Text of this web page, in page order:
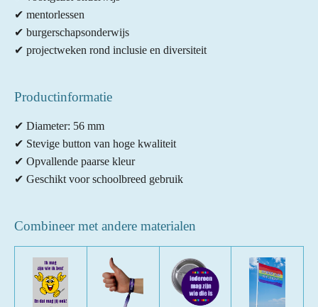
✔ mentorlessen
✔ burgerschapsonderwijs
✔ projectweken rond inclusie en diversiteit
Productinformatie
✔ Diameter: 56 mm
✔ Stevige button van hoge kwaliteit
✔ Opvallende paarse kleur
✔ Geschikt voor schoolbreed gebruik
Combineer met andere materialen